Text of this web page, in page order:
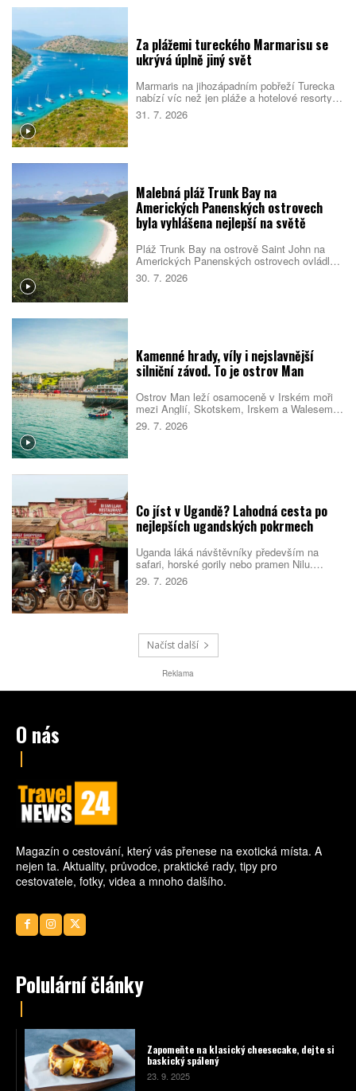
Za plážemi tureckého Marmarisu se
ukrývá úplně jiný svět
Marmaris na jihozápadním pobřeží Turecka
nabízí víc než jen pláže a hotelové resorty.
Město obklopují borové lesy, zátoky s
průzračnou vodou i pozůstatky dávných
31. 7. 2026
Malebná pláž Trunk Bay na
Amerických Panenských ostrovech
byla vyhlášena nejlepší na světě
Pláž Trunk Bay na ostrově Saint John na
Amerických Panenských ostrovech ovládla
žebříček nejlepších pláží světa pro rok 2026.
Rozhodla kombinace bílého písku, průzračné
30. 7. 2026
Kamenné hrady, víly i nejslavnější
silniční závod. To je ostrov Man
Ostrov Man leží osamoceně v Irském moři
mezi Anglií, Skotskem, Irskem a Walesem.
Nabízí dramatické pobřeží, zelená údolí,
staré hrady i příběhy o vílách a přízracích.
29. 7. 2026
Co jíst v Ugandě? Lahodná cesta po
nejlepších ugandských pokrmech
Uganda láká návštěvníky především na
safari, horské gorily nebo pramen Nilu.
Místní kuchyně ale patří k zážitkům, které
mnoho cestovatelů příjemně překvapí. Staví
29. 7. 2026
Načíst další
Reklama
O nás
Magazín o cestování, který vás přenese na exotická místa. A
nejen ta. Aktuality, průvodce, praktické rady, tipy pro
cestovatele, fotky, videa a mnoho dalšího.
Polulární články
Zapomeňte na klasický cheesecake, dejte si
baskický spálený
23. 9. 2025